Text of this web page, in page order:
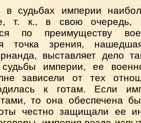
в судьбах империи
т. к., в свою очередь,
по преимуществу
точка зрения,
выставляет дело
судьбы империи, ее
зависели от тех
к готам. Если
то она обеспечена
честно защищали ее